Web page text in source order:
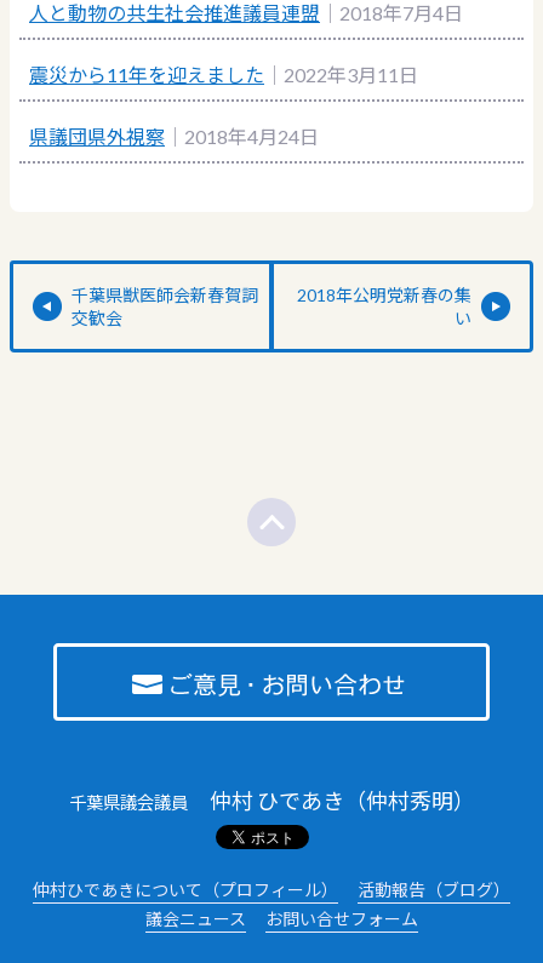
人と動物の共生社会推進議員連盟 ｜2018年7月4日
震災から11年を迎えました ｜2022年3月11日
県議団県外視察 ｜2018年4月24日
千葉県獣医師会新春賀詞
交歓会
2018年公明党新春の集
い
千葉県議会議員 仲村 ひであき（仲村秀明）
仲村ひであきについて（プロフィール）
活動報告（ブログ）
議会ニュース
お問い合せフォーム